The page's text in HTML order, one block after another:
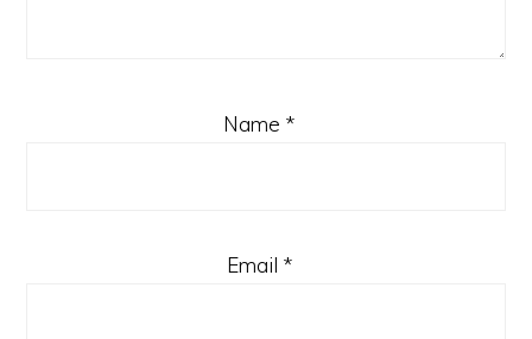
Name *
Email *